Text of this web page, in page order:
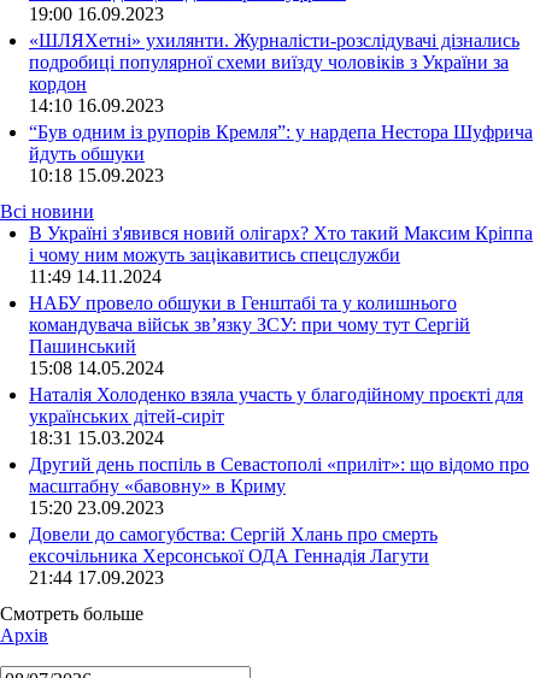
19:00 16.09.2023
«ШЛЯХетні» ухилянти. Журналісти-розслідувачі дізнались
подробиці популярної схеми виїзду чоловіків з України за
кордон
14:10 16.09.2023
“Був одним із рупорів Кремля”: у нардепа Нестора Шуфрича
йдуть обшуки
10:18 15.09.2023
Всі новини
В Україні з'явився новий олігарх? Хто такий Максим Кріппа
і чому ним можуть зацікавитись спецслужби
11:49 14.11.2024
НАБУ провело обшуки в Генштабі та у колишнього
командувача військ зв’язку ЗСУ: при чому тут Сергій
Пашинський
15:08 14.05.2024
Наталія Холоденко взяла участь у благодійному проєкті для
українських дітей-сиріт
18:31 15.03.2024
Другий день поспіль в Севастополі «приліт»: що відомо про
масштабну «бавовну» в Криму
15:20 23.09.2023
Довели до самогубства: Сергій Хлань про смерть
ексочільника Херсонської ОДА Геннадія Лагути
21:44 17.09.2023
Смотреть больше
Архів